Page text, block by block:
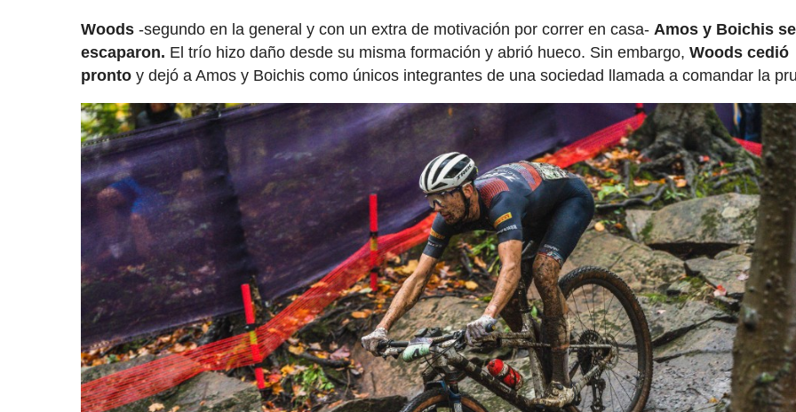
Woods -segundo en la general y con un extra de motivación por correr en casa- Amos y Boichis se
escaparon. El trío hizo daño desde su misma formación y abrió hueco. Sin embargo,Woods cedió
pronto y dejó a Amos y Boichis como únicos integrantes de una sociedad llamada a comandar la